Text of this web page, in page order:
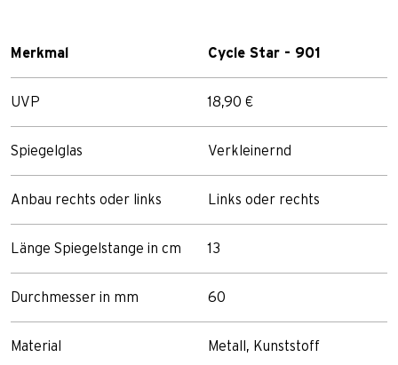
Merkmal Cycle Star - 901
UVP 18,90 €
Spiegelglas Verkleinernd
Anbau rechts oder links Links oder rechts
Länge Spiegelstange in cm 13
Durchmesser in mm 60
Material Metall, Kunststoff